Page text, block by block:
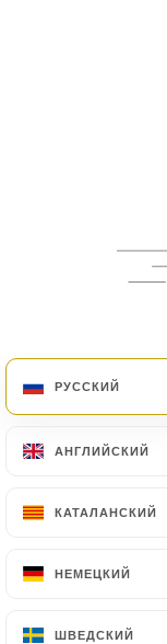
РУССКИЙ
АНГЛИЙСКИЙ
КАТАЛАНСКИЙ
НЕМЕЦКИЙ
ШВЕДСКИЙ
РУССКИЙ
АНГЛИЙСКИЙ
КАТАЛАНСКИЙ
НЕМЕЦКИЙ
ШВЕДСКИЙ